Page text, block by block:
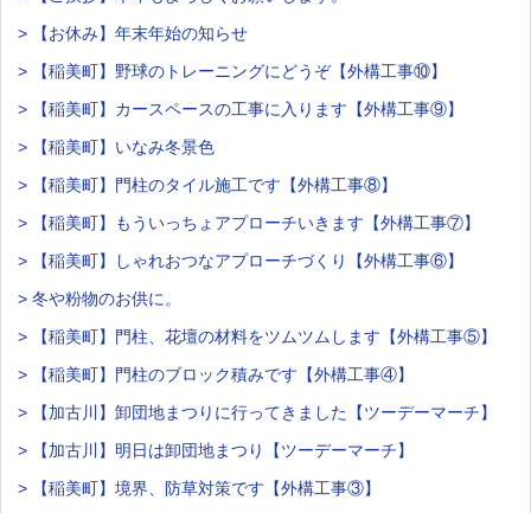
> 【お休み】年末年始の知らせ
> 【稲美町】野球のトレーニングにどうぞ【外構工事⑩】
> 【稲美町】カースペースの工事に入ります【外構工事⑨】
> 【稲美町】いなみ冬景色
> 【稲美町】門柱のタイル施工です【外構工事⑧】
> 【稲美町】もういっちょアプローチいきます【外構工事⑦】
> 【稲美町】しゃれおつなアプローチづくり【外構工事⑥】
> 冬や粉物のお供に。
> 【稲美町】門柱、花壇の材料をツムツムします【外構工事⑤】
> 【稲美町】門柱のブロック積みです【外構工事④】
> 【加古川】卸団地まつりに行ってきました【ツーデーマーチ】
> 【加古川】明日は卸団地まつり【ツーデーマーチ】
> 【稲美町】境界、防草対策です【外構工事③】